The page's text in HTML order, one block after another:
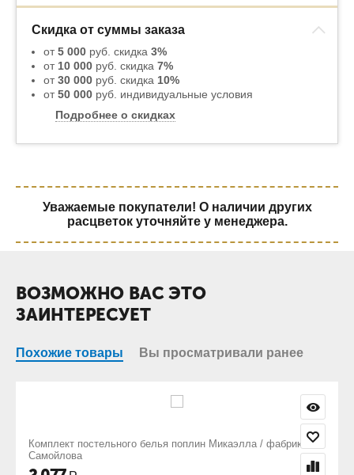
Скидка от суммы заказа
от5 000 руб. скидка 3%
от 10 000 руб. скидка 7%
от30 000 руб. скидка 10%
от50 000 руб. индивидуальные условия
Подробнее о скидках
Уважаемые покупатели! О наличии других
расцветок уточняйте у менеджера.
ВОЗМОЖНО ВАС ЭТО
ЗАИНТЕРЕСУЕТ
Похожие товары Вы просматривали ранее
Микаэлла / фабрика
Комплект постельного белья поплин